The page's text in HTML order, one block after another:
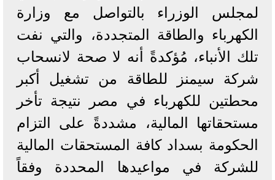
لمجلس الوزراء بالتواصل مع وزارة
الكهرباء والطاقة المتجددة، والتي نفت
تلك الأنباء، مُؤكدةً أنه لا صحة لانسحاب
شركة سيمنز للطاقة من تشغيل أكبر
محطتين للكهرباء في مصر نتيجة تأخر
مستحقاتها المالية، مشددةً على التزام
الحكومة بسداد كافة المستحقات المالية
للشركة في مواعيدها المحددة وفقاً